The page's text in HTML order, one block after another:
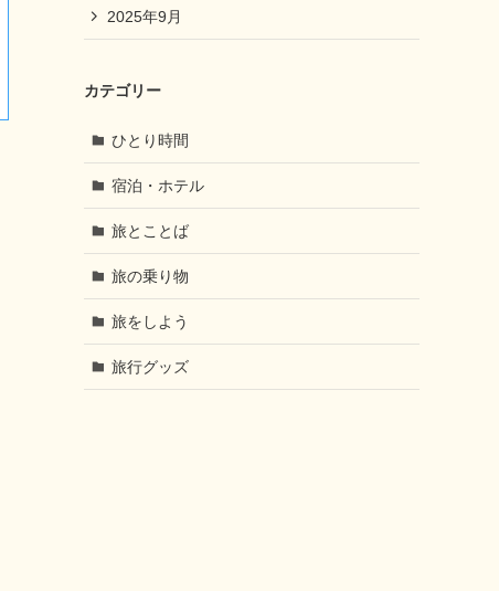
2025年9月
カテゴリー
ひとり時間
宿泊・ホテル
旅とことば
旅の乗り物
旅をしよう
旅行グッズ